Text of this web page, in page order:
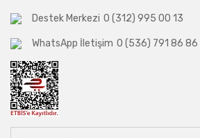
Destek Merkezi 0 (312) 995 00 13
WhatsApp İletişim 0 (536) 791 86 86